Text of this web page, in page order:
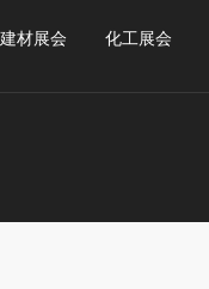
建材展会 化工展会